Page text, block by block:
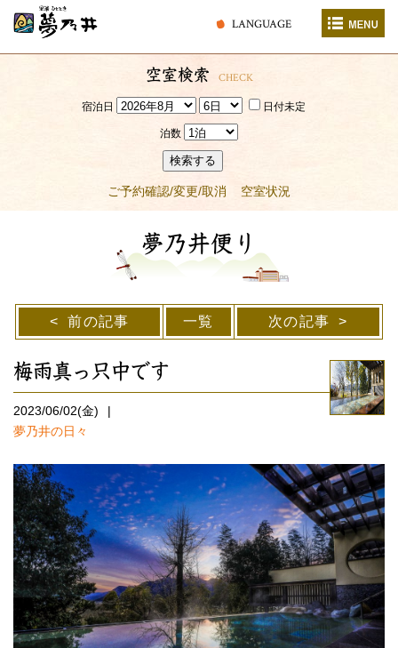
LANGUAGE
空室検索 CHECK
宿泊日 日付未定
泊数
検索する
ご予約確認/変更/取消 空室状況
夢乃井便り
前の記事 一覧 次の記事
梅雨真っ只中です
2023/06/02(金)
夢乃井の日々